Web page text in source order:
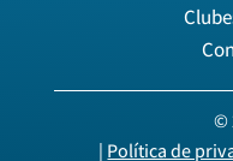
©
| Política de